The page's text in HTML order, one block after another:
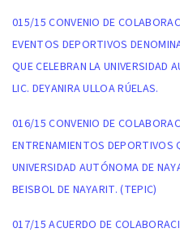
015/15 CONVENIO DE
EVENTOS DEPORTIVOS
QUE CELEBRAN LA UNIVERSIDAD
LIC. DEYANIRA ULLOA RÚELAS.
016/15 CONVENIO DE
ENTRENAMIENTOS DEPORTIVOS
UNIVERSIDAD AUTÓNOMA DE
BEISBOL DE NAYARIT. (TEPIC)
017/15 ACUERDO DE